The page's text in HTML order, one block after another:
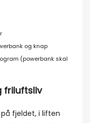
og knap
(powerbank skal
friluftsliv
fjeldet, i liften